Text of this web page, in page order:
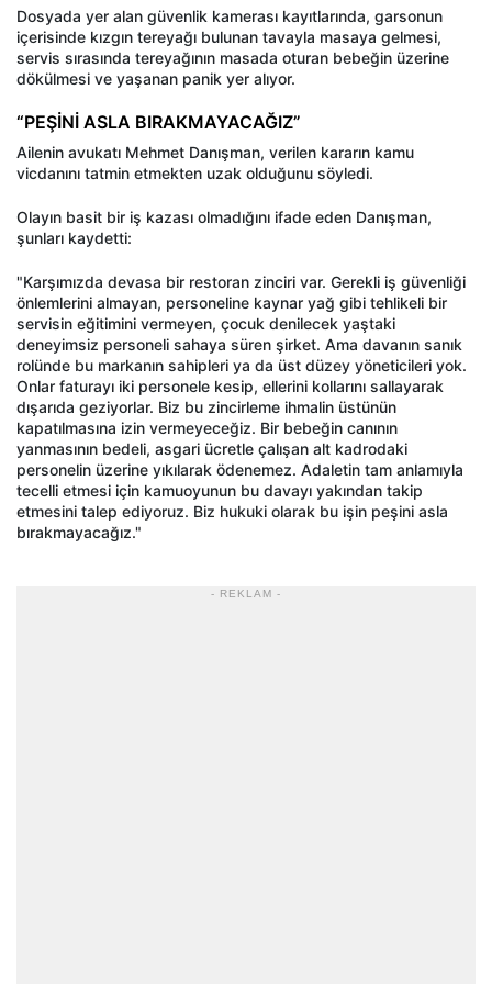
Dosyada yer alan güvenlik kamerası kayıtlarında, garsonun
içerisinde kızgın tereyağı bulunan tavayla masaya gelmesi,
servis sırasında tereyağının masada oturan bebeğin üzerine
dökülmesi ve yaşanan panik yer alıyor.
“PEŞİNİ ASLA BIRAKMAYACAĞIZ”
Ailenin avukatı Mehmet Danışman, verilen kararın kamu
vicdanını tatmin etmekten uzak olduğunu söyledi.
Olayın basit bir iş kazası olmadığını ifade eden Danışman,
şunları kaydetti:
"Karşımızda devasa bir restoran zinciri var. Gerekli iş güvenliği
önlemlerini almayan, personeline kaynar yağ gibi tehlikeli bir
servisin eğitimini vermeyen, çocuk denilecek yaştaki
deneyimsiz personeli sahaya süren şirket. Ama davanın sanık
rolünde bu markanın sahipleri ya da üst düzey yöneticileri yok.
Onlar faturayı iki personele kesip, ellerini kollarını sallayarak
dışarıda geziyorlar. Biz bu zincirleme ihmalin üstünün
kapatılmasına izin vermeyeceğiz. Bir bebeğin canının
yanmasının bedeli, asgari ücretle çalışan alt kadrodaki
personelin üzerine yıkılarak ödenemez. Adaletin tam anlamıyla
tecelli etmesi için kamuoyunun bu davayı yakından takip
etmesini talep ediyoruz. Biz hukuki olarak bu işin peşini asla
bırakmayacağız."
- REKLAM -